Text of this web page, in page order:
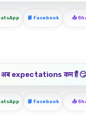
📘 Facebook 📤
अब expectations कम हैं 😏
📘 Facebook 📤